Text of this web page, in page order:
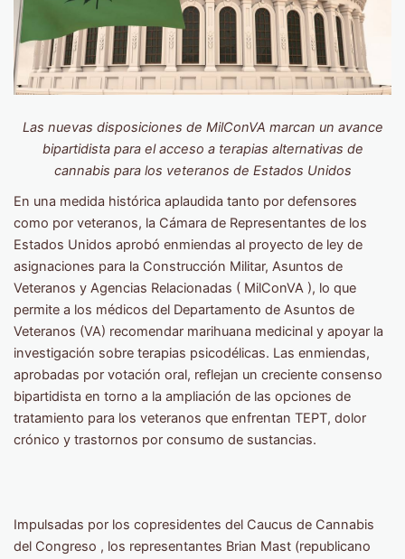
Las nuevas disposiciones de MilConVA marcan un avance
bipartidista para el acceso a terapias alternativas de
cannabis para los veteranos de Estados Unidos
En una medida histórica aplaudida tanto por defensores
como por veteranos, la Cámara de Representantes de los
Estados Unidos aprobó enmiendas al proyecto de ley de
asignaciones para la Construcción Militar, Asuntos de
Veteranos y Agencias Relacionadas ( MilConVA ), lo que
permite a los médicos del Departamento de Asuntos de
Veteranos (VA) recomendar marihuana medicinal y apoyar la
investigación sobre terapias psicodélicas. Las enmiendas,
aprobadas por votación oral, reflejan un creciente consenso
bipartidista en torno a la ampliación de las opciones de
tratamiento para los veteranos que enfrentan TEPT, dolor
crónico y trastornos por consumo de sustancias.
Impulsadas por los copresidentes del Caucus de Cannabis
del Congreso , los representantes Brian Mast (republicano